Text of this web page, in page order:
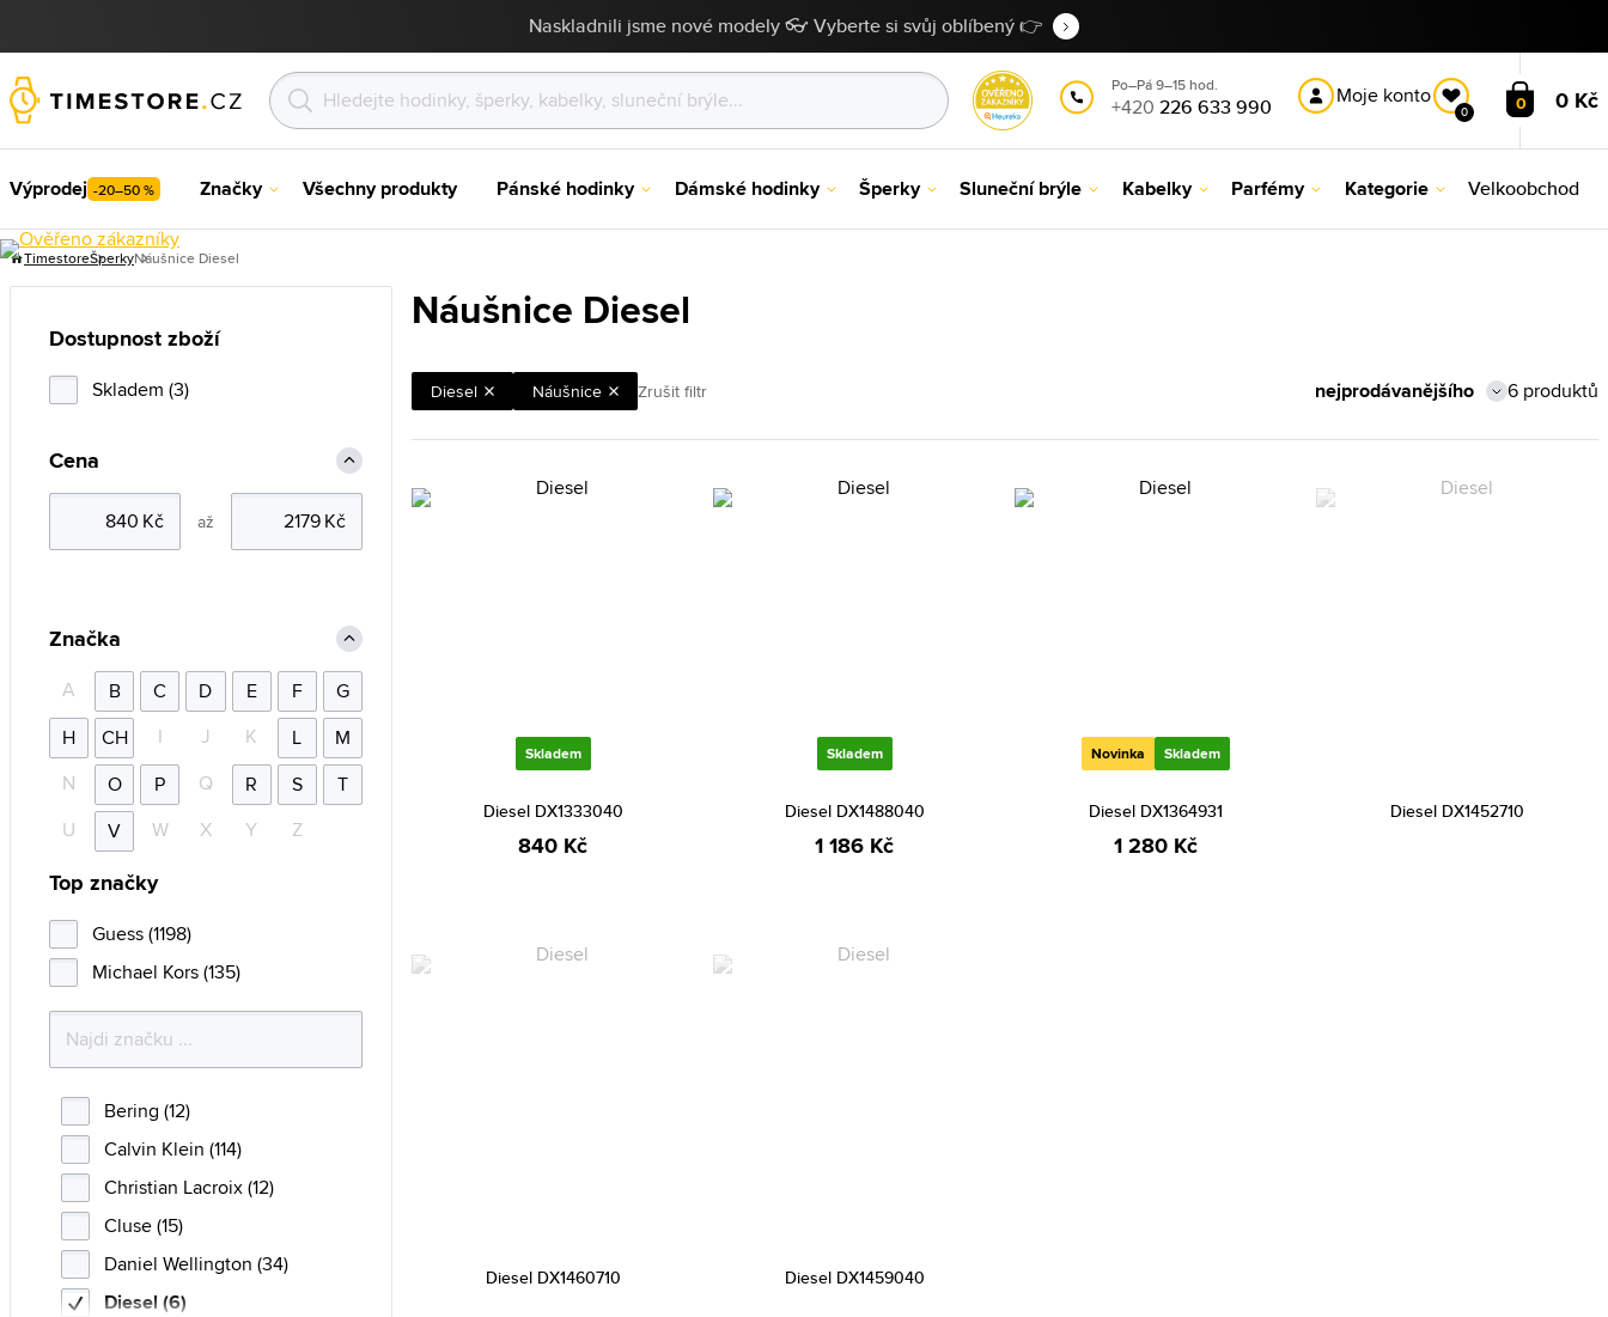
Naskladnili jsme nové modely 👓 Vyberte si svůj oblíbený 👉
Po–Pá 9–15 hod.
+420 226 633 990 Moje konto
0 0 0 Kč
Výprodej -20–50 % Značky Všechny produkty Pánské hodinky Dámské hodinky Šperky Sluneční brýle Kabelky Parfémy Kategorie Velkoobchod
TimestoreŠperkyNáušnice Diesel
Náušnice Diesel
Diesel Náušnice Zrušit filtr 6 produktů
Skladem
Diesel DX1333040
840 Kč
Skladem
Diesel DX1488040
1 186 Kč
Novinka Skladem
Diesel DX1364931
1 280 Kč
Diesel DX1452710
Diesel DX1460710 Diesel DX1459040
Dostupnost zboží
Skladem (3)
Cena
až
Značka
A B C D E F
G
H
CH I J K L
M
N
O P Q R S
T
U
V W X Y Z
Top značky
Guess (1198)
Michael Kors (135)
Bering (12)
Calvin Klein (114)
Christian Lacroix (12)
Cluse (15)
Daniel Wellington (34)
Diesel (6)